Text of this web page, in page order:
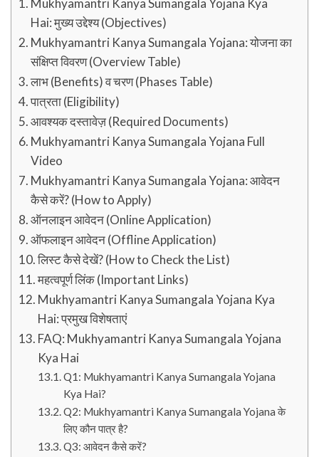
Hai: मुख्य उद्देश्य (Objectives)
Mukhyamantri Kanya Sumangala Yojana: योजना का
संक्षिप्त विवरण (Overview Table)
लाभ (Benefits) व चरण (Phases Table)
पात्रता (Eligibility)
आवश्यक दस्तावेज़ (Required Documents)
Mukhyamantri Kanya Sumangala Yojana Full
Video
Mukhyamantri Kanya Sumangala Yojana: आवेदन
कैसे करें? (How to Apply)
ऑनलाइन आवेदन (Online Application)
ऑफलाइन आवेदन (Offline Application)
लिस्ट कैसे देखें? (How to Check the List)
महत्वपूर्ण लिंक (Important Links)
Mukhyamantri Kanya Sumangala Yojana Kya
Hai: प्रमुख विशेषताएं
FAQ: Mukhyamantri Kanya Sumangala Yojana
Kya Hai
Q1: Mukhyamantri Kanya Sumangala Yojana
Kya Hai?
Q2: Mukhyamantri Kanya Sumangala Yojana के
लिए कौन पात्र है?
Q3: आवेदन कैसे करें?